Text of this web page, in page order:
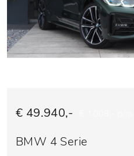
€ 49.940,-
BMW 4 Serie